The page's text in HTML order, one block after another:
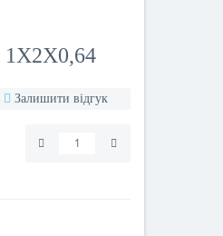
Залишити відгук